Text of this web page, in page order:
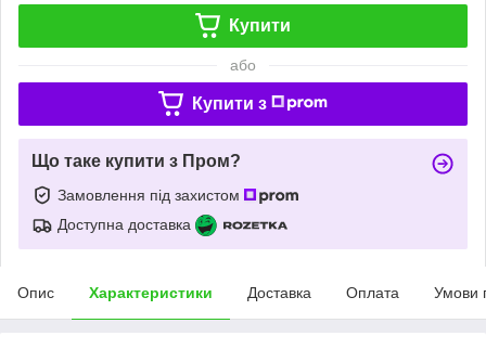
Купити
або
Купити з
Що таке купити з Пром?
Замовлення під захистом
Доступна доставка
Опис Характеристики Доставка Оплата Умови